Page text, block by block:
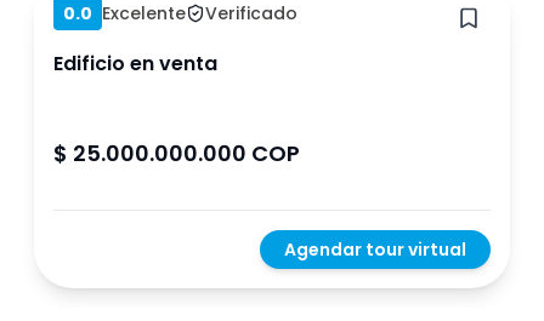
0.0 Excelente Verificado
Edificio en venta
$ 25.000.000.000 COP
Agendar tour virtual
Hace 1 año